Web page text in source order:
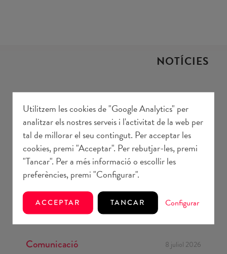
NOTÍCIES
Comunicació 8 juliol 2026
Utilitzem les cookies de "Google Analytics" per
analitzar els nostres serveis i l'activitat de la web per
tal de millorar el seu contingut. Per acceptar les
cookies, premi "Acceptar". Per rebutjar-les, premi
"Tancar". Per a més informació o escollir les
preferències, premi "Configurar".
ACCEPTAR TANCAR Configurar